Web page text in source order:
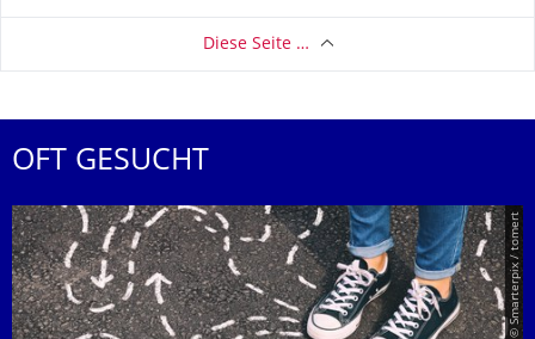
Diese Seite …
OFT GESUCHT
© Smarterpix / tomert